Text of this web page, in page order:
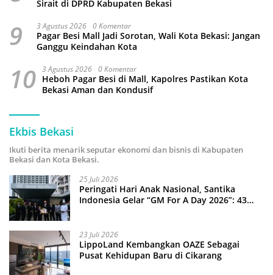
Sirait di DPRD Kabupaten Bekasi
9 3 Agustus 2026 0 Komentar
Pagar Besi Mall Jadi Sorotan, Wali Kota Bekasi: Jangan
Ganggu Keindahan Kota
10 3 Agustus 2026 0 Komentar
Heboh Pagar Besi di Mall, Kapolres Pastikan Kota
Bekasi Aman dan Kondusif
Ekbis Bekasi
Ikuti berita menarik seputar ekonomi dan bisnis di Kabupaten
Bekasi dan Kota Bekasi.
25 Juli 2026
Peringati Hari Anak Nasional, Santika
Indonesia Gelar “GM For A Day 2026”: 43
23 Juli 2026
LippoLand Kembangkan OAZE Sebagai
Pusat Kehidupan Baru di Cikarang